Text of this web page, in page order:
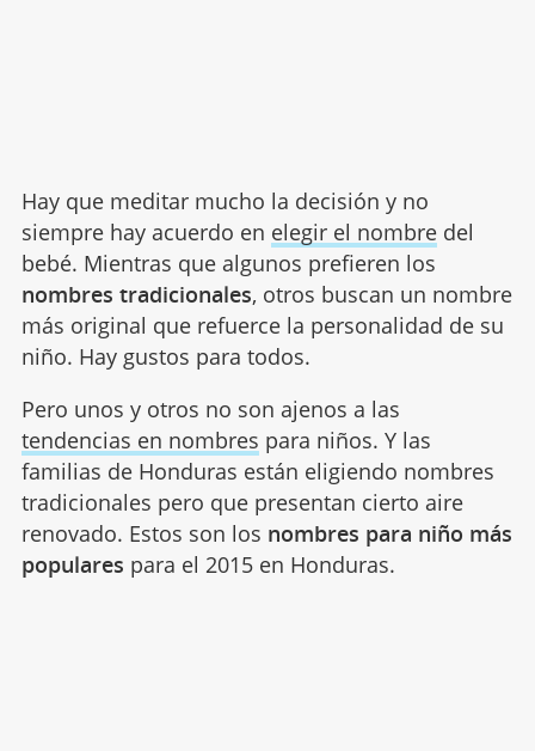
Hay que meditar mucho la decisión y no
siempre hay acuerdo en elegir el nombredel
bebé. Mientras que algunos prefieren los
nombres tradicionales, otros buscan un nombre
más original que refuerce la personalidad de su
niño. Hay gustos para todos.
Pero unos y otros no son ajenos a las
tendencias en nombres para niños. Y las
familias de Honduras están eligiendo nombres
tradicionales pero que presentan cierto aire
renovado. Estos son los nombres para niño más
populares para el 2015 en Honduras.